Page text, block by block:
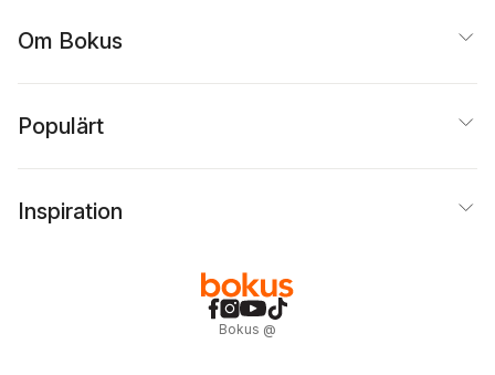
Om Bokus
Populärt
Inspiration
Bokus @